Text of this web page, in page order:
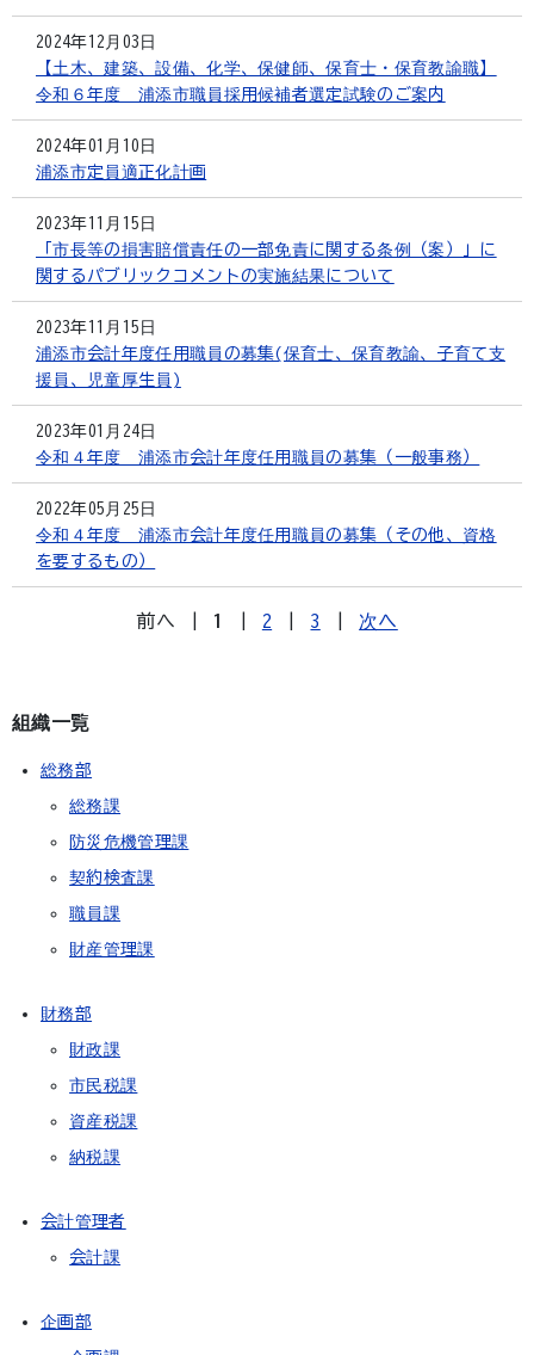
2024年12月03日
【土木、建築、設備、化学、保健師、保育士・保育教諭職】
令和６年度 浦添市職員採用候補者選定試験のご案内
2024年01月10日
浦添市定員適正化計画
2023年11月15日
「市長等の損害賠償責任の一部免責に関する条例（案）」に
関するパブリックコメントの実施結果について
2023年11月15日
浦添市会計年度任用職員の募集(保育士、保育教諭、子育て支
援員、児童厚生員)
2023年01月24日
令和４年度 浦添市会計年度任用職員の募集（一般事務）
2022年05月25日
令和４年度 浦添市会計年度任用職員の募集（その他、資格
を要するもの）
前へ 1 2 3 次へ
組織一覧
総務部
総務課
防災危機管理課
契約検査課
職員課
財産管理課
財務部
財政課
市民税課
資産税課
納税課
会計管理者
会計課
企画部